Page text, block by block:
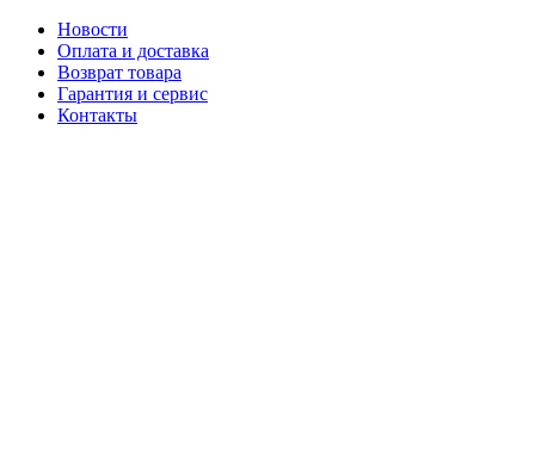
Новости
Оплата и доставка
Возврат товара
Гарантия и сервис
Контакты